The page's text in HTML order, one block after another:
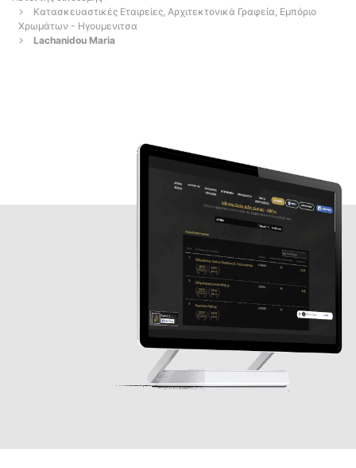
Κατασκευαστικές Εταιρείες, Αρχιτεκτονικά Γραφεία, Εμπόριο
Χρωμάτων - Ηγουμενιτσα
Lachanidou Maria